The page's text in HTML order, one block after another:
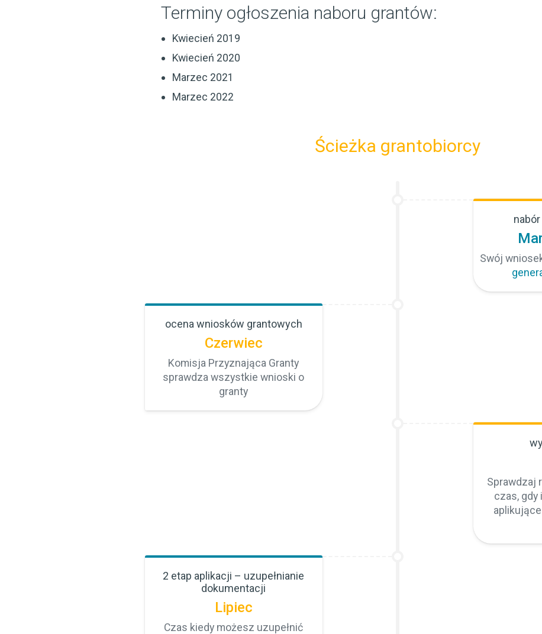
Terminy ogłoszenia naboru grantów:
Kwiecień 2019
Kwiecień 2020
Marzec 2021
Marzec 2022
Ścieżka grantobiorcy
Swój
ocena wniosków grantowych
Czerwiec
Komisja Przyznająca Granty
sprawdza wszystkie wnioski o
granty
Sprawdzaj
czas, gdy
2 etap aplikacji – uzupełnianie
dokumentacji
Lipiec
Czas kiedy możesz uzupełnić